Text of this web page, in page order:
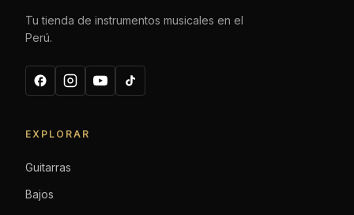
Tu tienda de instrumentos musicales en el
Perú.
EXPLORAR
Guitarras
Bajos